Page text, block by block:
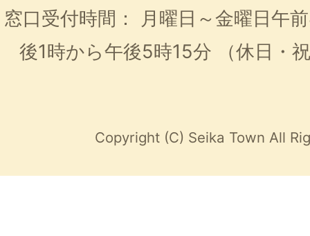
窓口受付時間：
月曜日～金曜日午
後1時から午後5時15分
（休日・
Copyright (C) Seika Town All